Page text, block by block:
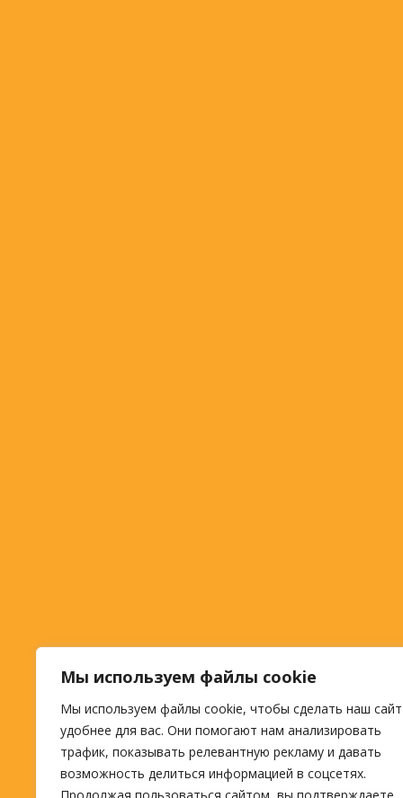
Мы используем файлы cookie
Мы используем файлы cookie, чтобы сделать наш сайт
удобнее для вас. Они помогают нам анализировать
трафик, показывать релевантную рекламу и давать
возможность делиться информацией в соцсетях.